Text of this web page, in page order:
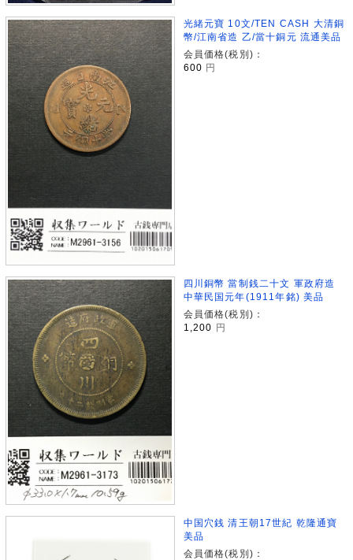
光緒元寶 10文/TEN CASH 大清銅
幣/江南省造 乙/當十銅元 流通美品
会員価格(税別)：
600 円
四川銅幣 當制銭二十文 軍政府造
中華民国元年(1911年銘) 美品
会員価格(税別)：
1,200
円
中国穴銭 清王朝17世紀 乾隆通寶
美品
会員価格(税別)：